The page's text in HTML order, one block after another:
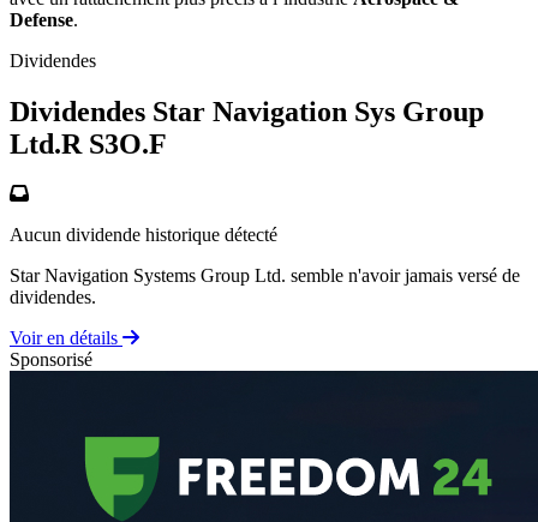
Defense.
Dividendes
Dividendes Star Navigation Sys Group
Ltd.R S3O.F
Aucun dividende historique détecté
Star Navigation Systems Group Ltd. semble n'avoir jamais versé de
dividendes.
Voir en détails
Sponsorisé